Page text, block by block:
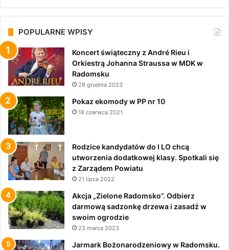
POPULARNE WPISY
Koncert świąteczny z André Rieu i
Orkiestrą Johanna Straussa w MDK w
Radomsku
28 grudnia 2023
Pokaz ekomody w PP nr 10
18 czerwca 2021
Rodzice kandydatów do I LO chcą
utworzenia dodatkowej klasy. Spotkali się
z Zarządem Powiatu
21 lipca 2022
Akcja „Zielone Radomsko”. Odbierz
darmową sadzonkę drzewa i zasadź w
swoim ogrodzie
23 marca 2023
Jarmark Bożonarodzeniowy w Radomsku.